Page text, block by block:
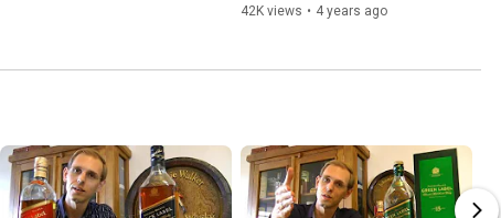
42K views • 4 years ago